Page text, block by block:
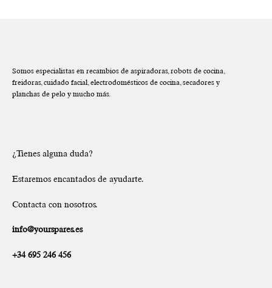
Somos especialistas en recambios de aspiradoras, robots de cocina,
freidoras, cuidado facial, electrodomésticos de cocina, secadores y
planchas de pelo y mucho más.
¿Tienes alguna duda?
Estaremos encantados de ayudarte.
Contacta con nosotros.
info@yourspares.es
+34 695 246 456